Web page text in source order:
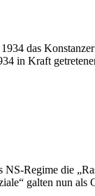
das
in Kraft
Regime die
galten nun als